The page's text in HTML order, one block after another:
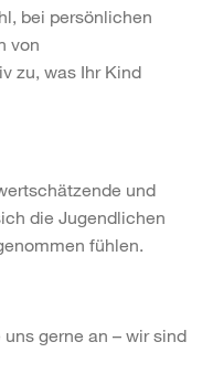
bei persönlichen
von
zu, was Ihr Kind
und
die Jugendlichen
fühlen.
gerne an – wir sind